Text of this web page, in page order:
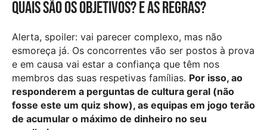
Quais são os objetivos? E as regras?
Alerta, spoiler: vai parecer complexo, mas não
esmoreça já. Os concorrentes vão ser postos à prova
e em causa vai estar a confiança que têm nos
membros das suas respetivas famílias. Por isso, ao
responderem a perguntas de cultura geral (não
fosse este um quiz show), as equipas em jogo terão
de acumular o máximo de dinheiro no seu